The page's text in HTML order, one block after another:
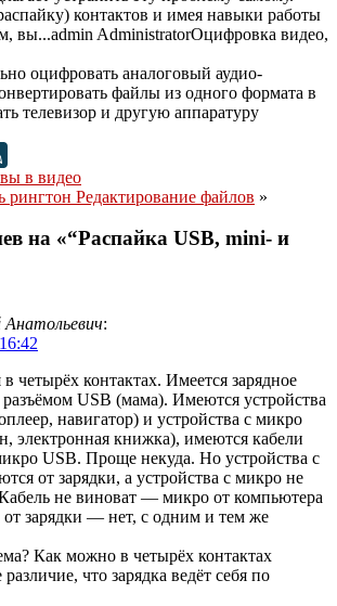
контактов и имея навыки работы
вы...admin AdministratorОцифровка видео,
в видео
рингтон Редактирование файлов »
на «“Распайка USB, mini- и
Анатольевич:
в четырёх контактах. Имеется зарядное
разъёмом USB (мама). Имеются устройства
навигатор) и устройства с микро
электронная книжка), имеются кабели
USB. Проще некуда. Но устройства с
от зарядки, а устройства с микро не
не виноват — микро от компьютера
от зарядки — нет, с одним и тем же
Как можно в четырёх контактах
различие, что зарядка ведёт себя по